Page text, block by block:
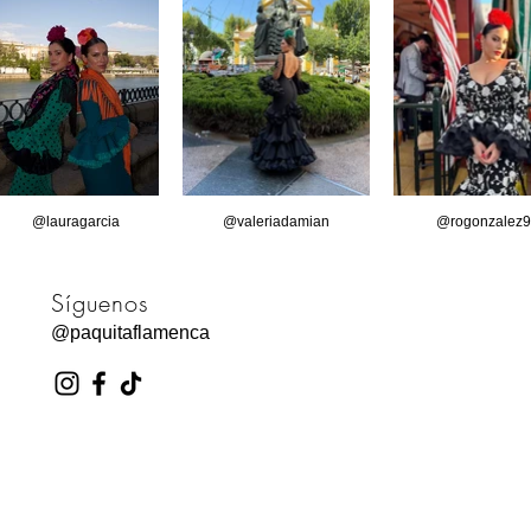
@lauragarcia @valeriadamian
Síguenos
@paquitaflamenca